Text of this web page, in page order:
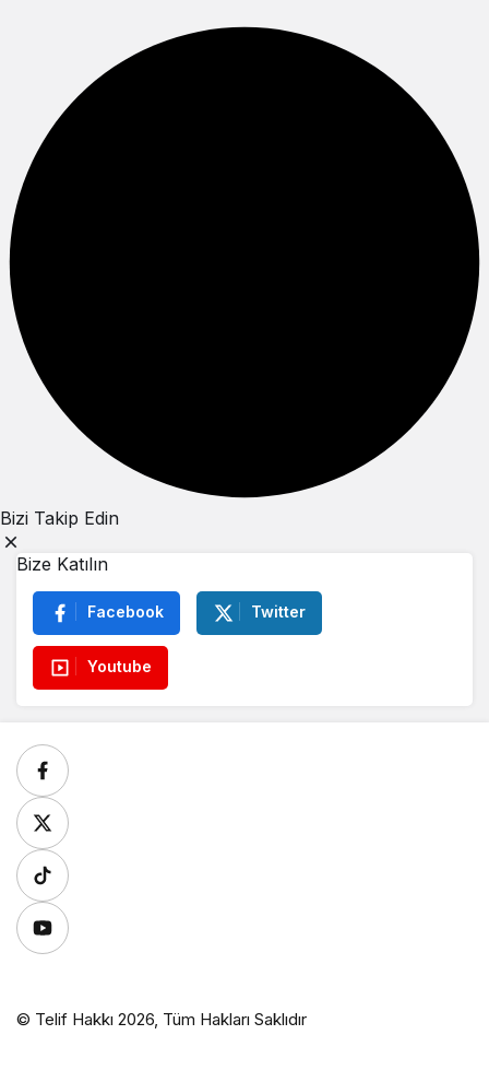
Bizi Takip Edin
Bize Katılın
Facebook Twitter
Youtube
© Telif Hakkı 2026, Tüm Hakları Saklıdır